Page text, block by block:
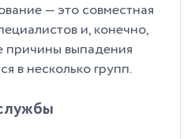
— это совместная
и, конечно,
причины выпадения
в несколько групп.